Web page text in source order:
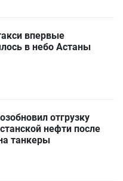
впервые
в небо Астаны
отгрузку
нефти после
танкеры